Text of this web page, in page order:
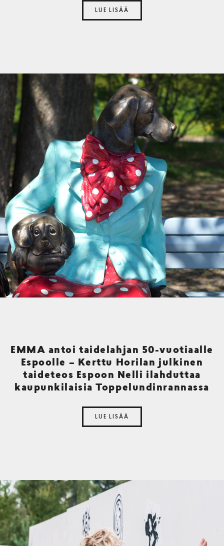
LUE LISÄÄ
EMMA antoi taidelahjan 50-vuotiaalle
Espoolle – Kerttu Horilan julkinen
taideteos Espoon Nelli ilahduttaa
kaupunkilaisia Toppelundinrannassa
LUE LISÄÄ